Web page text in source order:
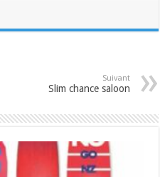
Suivant
Slim chance saloon